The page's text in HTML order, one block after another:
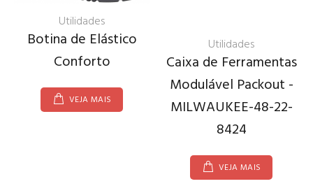
Utilidades
Botina de Elástico
Conforto
VEJA MAIS
Utilidades
Caixa de Ferramentas
Modulável Packout -
MILWAUKEE-48-22-
8424
VEJA MAIS